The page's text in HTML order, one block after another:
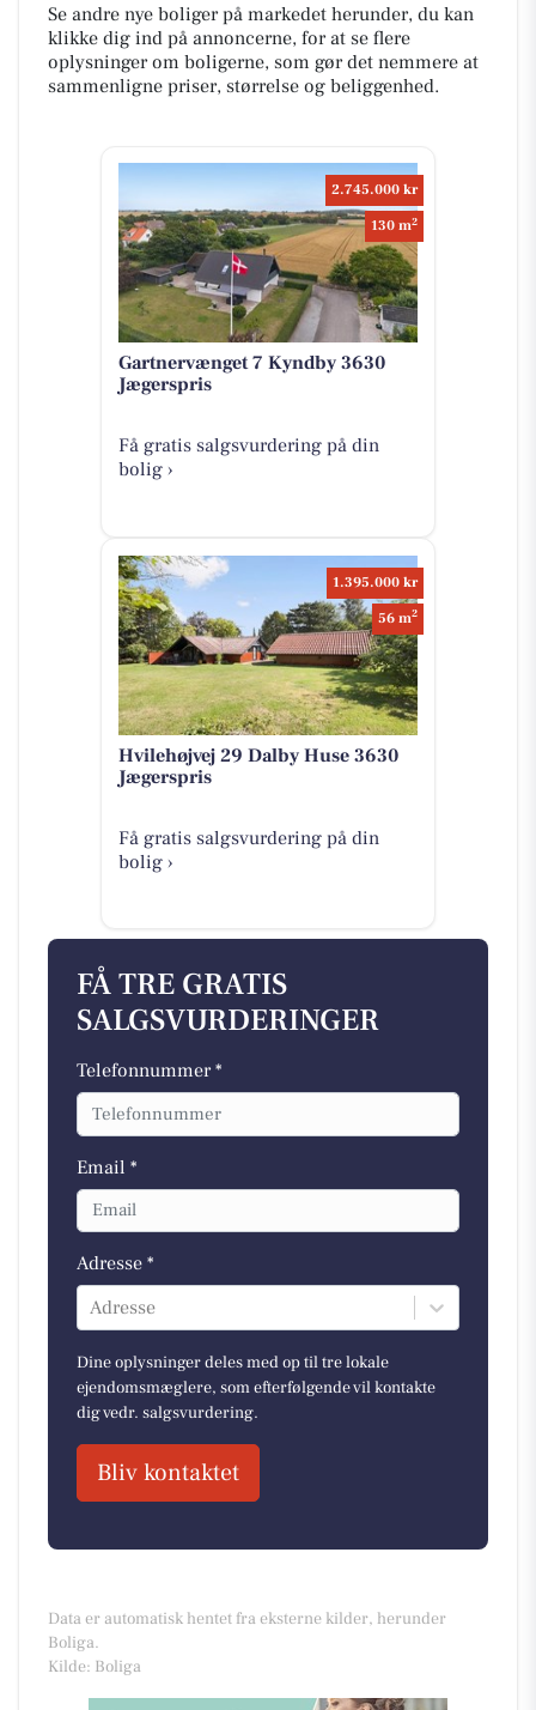
Se andre nye boliger på markedet herunder, du kan
klikke dig ind på annoncerne, for at se flere
oplysninger om boligerne, som gør det nemmere at
sammenligne priser, størrelse og beliggenhed.
2.745.000 kr
130 m2
Gartnervænget 7 Kyndby 3630
Jægerspris
Få gratis salgsvurdering på din
bolig ›
1.395.000 kr
56 m2
Hvilehøjvej 29 Dalby Huse 3630
Jægerspris
Få gratis salgsvurdering på din
bolig ›
FÅ TRE GRATIS
SALGSVURDERINGER
Telefonnummer *
Email *
Adresse *
Adresse
Dine oplysninger deles med op til tre lokale
ejendomsmæglere, som efterfølgende vil kontakte
dig vedr. salgsvurdering.
Bliv kontaktet
Data er automatisk hentet fra eksterne kilder, herunder
Boliga.
Kilde: Boliga